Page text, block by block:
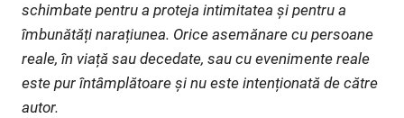
schimbate pentru a proteja intimitatea și pentru a
îmbunătăți narațiunea. Orice asemănare cu persoane
reale, în viață sau decedate, sau cu evenimente reale
este pur întâmplătoare și nu este intenționată de către
autor.